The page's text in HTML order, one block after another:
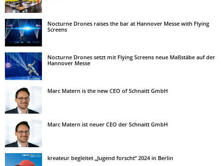
Nocturne Drones raises the bar at Hannover Messe with Flying
Screens
Nocturne Drones setzt mit Flying Screens neue Maßstäbe auf der
Hannover Messe
Marc Matern is the new CEO of Schnaitt GmbH
Marc Matern ist neuer CEO der Schnaitt GmbH
kreateur begleitet „Jugend forscht“ 2024 in Berlin